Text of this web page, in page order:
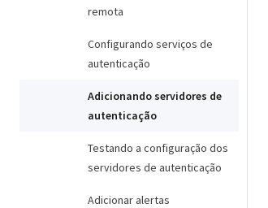
remota
Configurando serviços de
autenticação
Adicionando servidores de
autenticação
Testando a configuração dos
servidores de autenticação
Adicionar alertas